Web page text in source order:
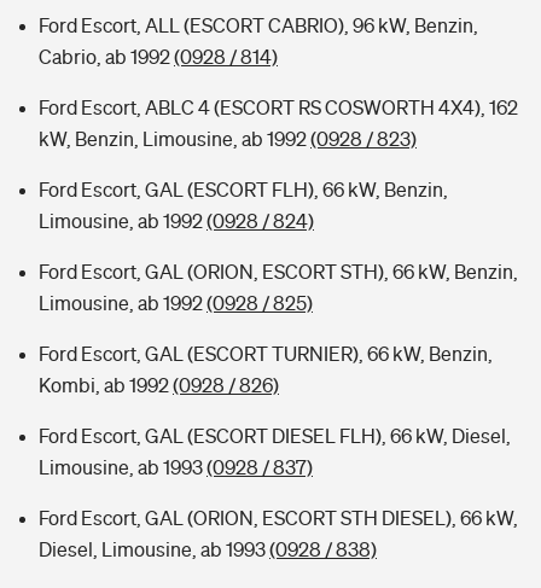
Ford Escort, ALL (ESCORT CABRIO), 96 kW, Benzin,
Cabrio, ab 1992(0928 / 814)
Ford Escort, ABLC 4 (ESCORT RS COSWORTH 4X4), 162
kW, Benzin, Limousine, ab 1992(0928 / 823)
Ford Escort, GAL (ESCORT FLH), 66 kW, Benzin,
Limousine, ab 1992(0928 / 824)
Ford Escort, GAL (ORION, ESCORT STH), 66 kW, Benzin,
Limousine, ab 1992(0928 / 825)
Ford Escort, GAL (ESCORT TURNIER), 66 kW, Benzin,
Kombi, ab 1992(0928 / 826)
Ford Escort, GAL (ESCORT DIESEL FLH), 66 kW, Diesel,
Limousine, ab 1993(0928 / 837)
Ford Escort, GAL (ORION, ESCORT STH DIESEL), 66 kW,
Diesel, Limousine, ab 1993(0928 / 838)